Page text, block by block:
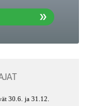
30.6. ja 31.12.